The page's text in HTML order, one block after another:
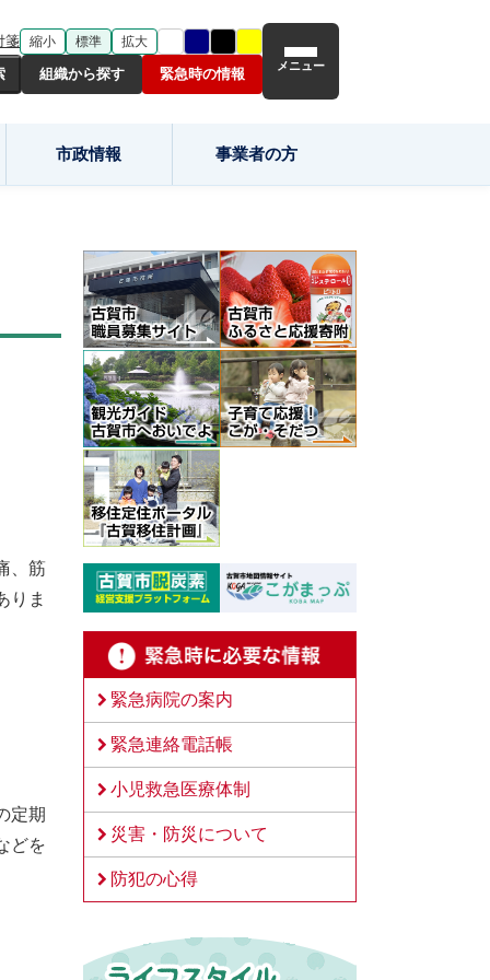
箋 縮小 標準 拡大
組織から探す 緊急時の情報 メニュー
市政情報 事業者の方
、筋
りま
定期
どを
緊急病院の案内
緊急連絡電話帳
小児救急医療体制
災害・防災について
防犯の心得